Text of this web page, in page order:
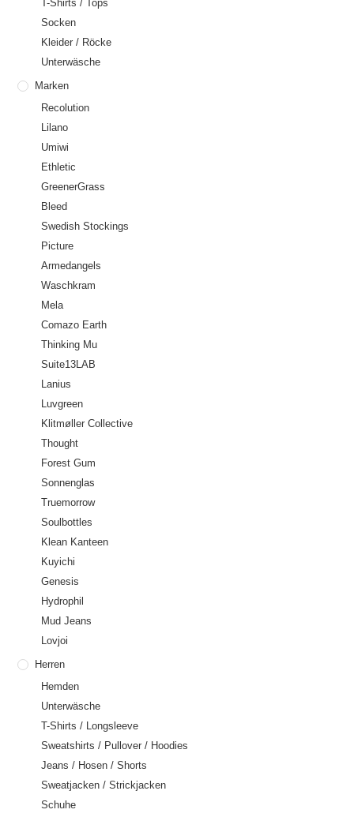
T-Shirts / Tops
Socken
Kleider / Röcke
Unterwäsche
Marken
Recolution
Lilano
Umiwi
Ethletic
GreenerGrass
Bleed
Swedish Stockings
Picture
Armedangels
Waschkram
Mela
Comazo Earth
Thinking Mu
Suite13LAB
Lanius
Luvgreen
Klitmøller Collective
Thought
Forest Gum
Sonnenglas
Truemorrow
Soulbottles
Klean Kanteen
Kuyichi
Genesis
Hydrophil
Mud Jeans
Lovjoi
Herren
Hemden
Unterwäsche
T-Shirts / Longsleeve
Sweatshirts / Pullover / Hoodies
Jeans / Hosen / Shorts
Sweatjacken / Strickjacken
Schuhe